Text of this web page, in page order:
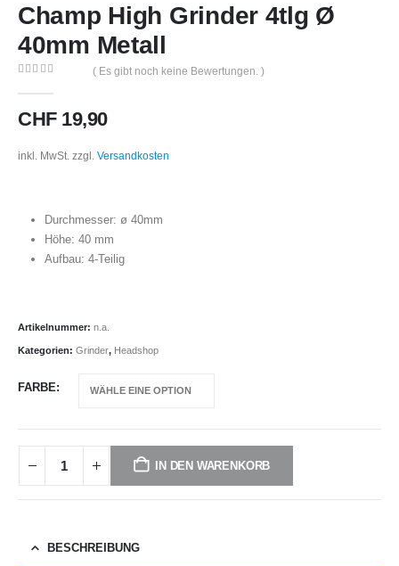
Champ High Grinder 4tlg Ø
40mm Metall
( Es gibt noch keine Bewertungen. )
CHF19,90
inkl. MwSt. zzgl. Versandkosten
Durchmesser: ø 40mm
Höhe: 40 mm
Aufbau: 4-Teilig
Artikelnummer: n.a.
Kategorien: Grinder, Headshop
FARBE
IN DEN WARENKORB
BESCHREIBUNG